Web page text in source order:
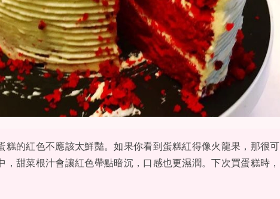
糕的紅色不應該太鮮豔。如果你看到蛋糕紅得像火龍果，那很可
，甜菜根汁會讓紅色帶點暗沉，口感也更濕潤。下次買蛋糕時，